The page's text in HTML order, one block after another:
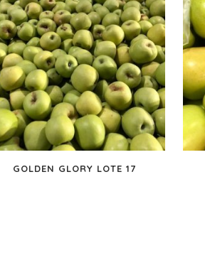
GOLDEN GLORY LOTE 17